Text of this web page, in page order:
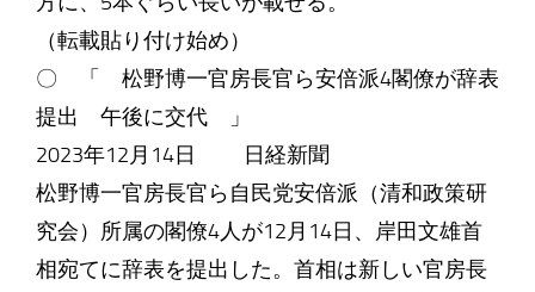
（転載貼り付け始め）
〇 「 松野博一官房長官ら安倍派4閣僚が辞表
提出 午後に交代 」
2023年12月14日 日経新聞
松野博一官房長官ら自民党安倍派（清和政策研
究会）所属の閣僚4人が12月14日、岸田文雄首
相宛てに辞表を提出した。首相は新しい官房長